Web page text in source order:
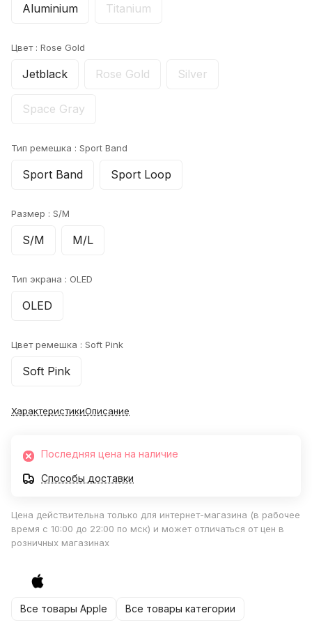
Aluminium Titanium
Цвет : Rose Gold
Jetblack Rose Gold Silver
Space Gray
Тип ремешка : Sport Band
Sport Band Sport Loop
Размер : S/M
S/M M/L
Тип экрана : OLED
OLED
Цвет ремешка : Soft Pink
Soft Pink
ХарактеристикиОписание
Последняя цена на наличие
Способы доставки
Цена действительна только для интернет-магазина (в рабочее
время с 10:00 до 22:00 по мск) и может отличаться от цен в
розничных магазинах
Все товары Apple Все товары категории